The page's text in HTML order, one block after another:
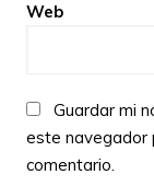
Web
Guardar mi
este navegador
comentario.